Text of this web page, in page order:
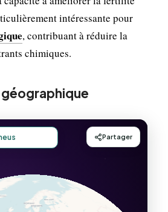
intéressante pour
, contribuant à réduire la
chimiques.